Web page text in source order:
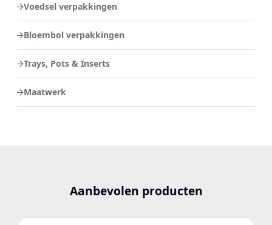
Voedsel verpakkingen
Bloembol verpakkingen
Trays, Pots & Inserts
Maatwerk
Aanbevolen producten